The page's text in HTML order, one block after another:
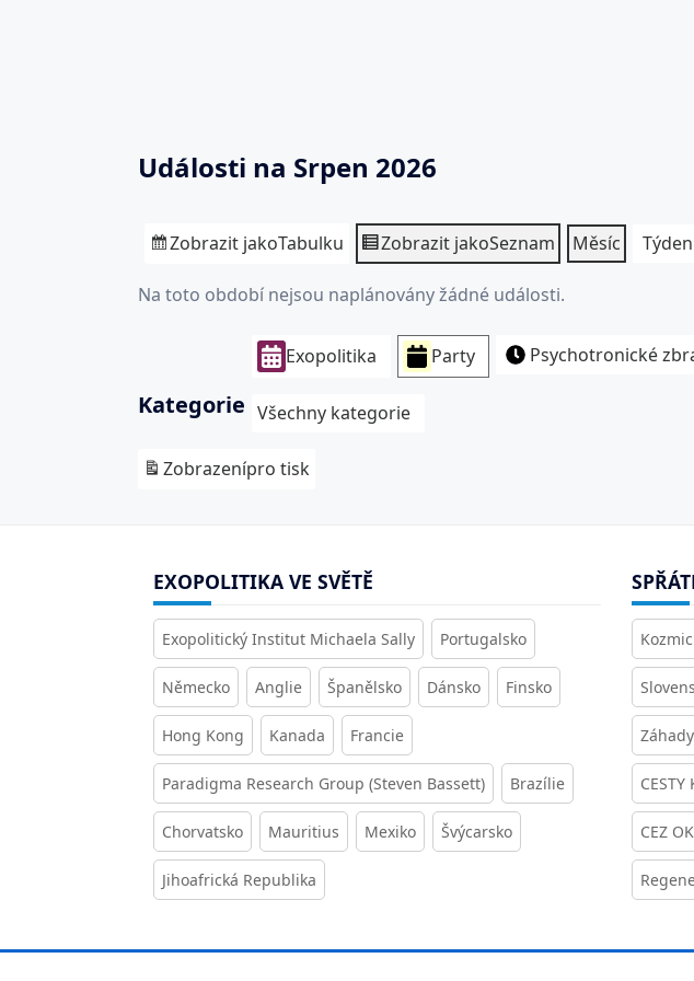
Události na Srpen 2026
Zobrazit jakoTabulku Zobrazit jakoSeznam Měsíc Týden
Na toto období nejsou naplánovány žádné události.
Kategorie
Exopolitika Party Psychotronické
Všechny kategorie
Zobrazenípro tisk
EXOPOLITIKA VE SVĚTĚ
Exopolitický Institut Michaela Sally Portugalsko
Německo Anglie Španělsko Dánsko Finsko
Hong Kong Kanada Francie
Paradigma Research Group (Steven Bassett) Brazílie
Chorvatsko Mauritius Mexiko Švýcarsko
Jihoafrická Republika
CEZ